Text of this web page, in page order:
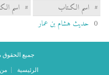
# اسم الكـتاب # اسم
0 حديث هشام بن عمار
جميع الحقوق
الرئيسية